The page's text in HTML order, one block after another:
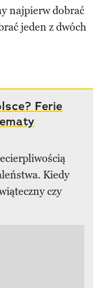
najpierw dobrać
jeden z dwóch
Ferie
Kiedy
czy